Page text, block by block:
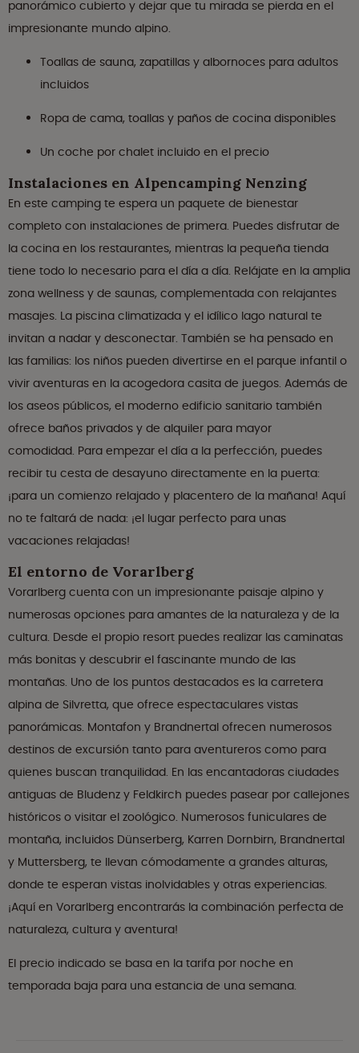
panorámico cubierto y dejar que tu mirada se pierda en el
impresionante mundo alpino.
Toallas de sauna, zapatillas y albornoces para adultos
incluidos
Ropa de cama, toallas y paños de cocina disponibles
Un coche por chalet incluido en el precio
Instalaciones en Alpencamping Nenzing
En este camping te espera un paquete de bienestar
completo con instalaciones de primera. Puedes disfrutar de
la cocina en los restaurantes, mientras la pequeña tienda
tiene todo lo necesario para el día a día. Relájate en la amplia
zona wellness y de saunas, complementada con relajantes
masajes. La piscina climatizada y el idílico lago natural te
invitan a nadar y desconectar. También se ha pensado en
las familias: los niños pueden divertirse en el parque infantil o
vivir aventuras en la acogedora casita de juegos. Además de
los aseos públicos, el moderno edificio sanitario también
ofrece baños privados y de alquiler para mayor
comodidad. Para empezar el día a la perfección, puedes
recibir tu cesta de desayuno directamente en la puerta:
¡para un comienzo relajado y placentero de la mañana! Aquí
no te faltará de nada: ¡el lugar perfecto para unas
vacaciones relajadas!
El entorno de Vorarlberg
Vorarlberg cuenta con un impresionante paisaje alpino y
numerosas opciones para amantes de la naturaleza y de la
cultura. Desde el propio resort puedes realizar las caminatas
más bonitas y descubrir el fascinante mundo de las
montañas. Uno de los puntos destacados es la carretera
alpina de Silvretta, que ofrece espectaculares vistas
panorámicas. Montafon y Brandnertal ofrecen numerosos
destinos de excursión tanto para aventureros como para
quienes buscan tranquilidad. En las encantadoras ciudades
antiguas de Bludenz y Feldkirch puedes pasear por callejones
históricos o visitar el zoológico. Numerosos funiculares de
montaña, incluidos Dünserberg, Karren Dornbirn, Brandnertal
y Muttersberg, te llevan cómodamente a grandes alturas,
donde te esperan vistas inolvidables y otras experiencias.
¡Aquí en Vorarlberg encontrarás la combinación perfecta de
naturaleza, cultura y aventura!
El precio indicado se basa en la tarifa por noche en
temporada baja para una estancia de una semana.